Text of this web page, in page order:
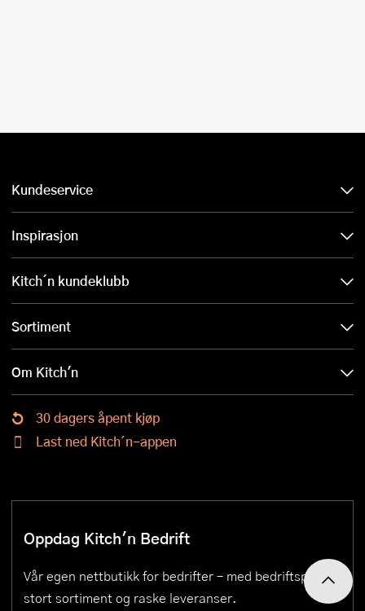
Kundeservice
Inspirasjon
Kitch´n kundeklubb
Sortiment
Om Kitch'n
30 dagers åpent kjøp
Last ned Kitch´n-appen
Oppdag Kitch'n Bedrift
Vår egen nettbutikk for bedrifter – med bedriftspriser,
stort sortiment og raske leveranser.